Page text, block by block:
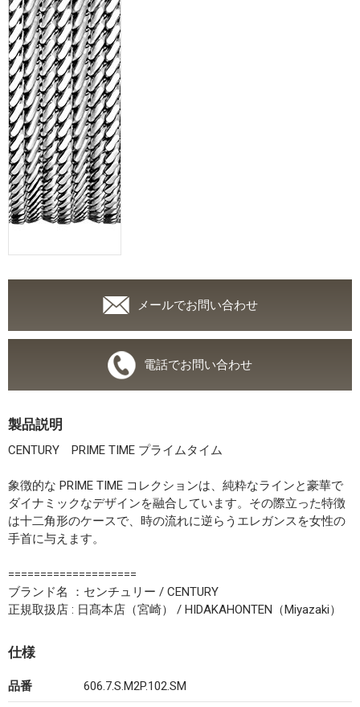
メールでお問い合わせ
電話でお問い合わせ
製品説明
CENTURY PRIME TIME プライムタイム
象徴的な PRIME TIME コレクションは、純粋なラインと豪華で
ダイナミックなデザインを融合しています。その際立った特徴
は十二角形のケースで、時の流れに逆らうエレガンスを女性の
手首に与えます。
====================
ブランド名 ：センチュリー / CENTURY
正規取扱店 : 日髙本店（宮崎） / HIDAKAHONTEN（Miyazaki）
仕様
品番 606.7.S.M2P.102.SM